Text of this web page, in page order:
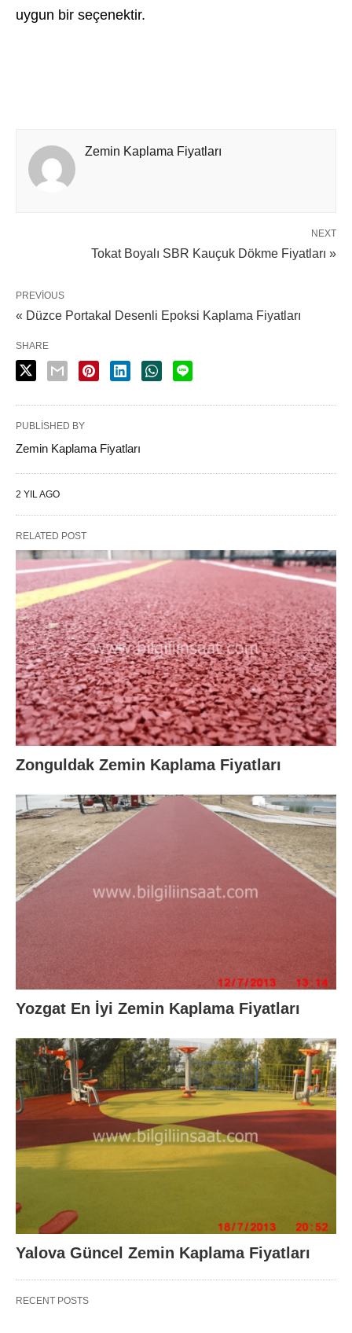
uygun bir seçenektir.
Zemin Kaplama Fiyatları
NEXT
Tokat Boyalı SBR Kauçuk Dökme Fiyatları »
PREVIOUS
« Düzce Portakal Desenli Epoksi Kaplama Fiyatları
SHARE
PUBLISHED BY
Zemin Kaplama Fiyatları
2 YIL AGO
RELATED POST
Zonguldak Zemin Kaplama Fiyatları
Yozgat En İyi Zemin Kaplama Fiyatları
Yalova Güncel Zemin Kaplama Fiyatları
RECENT POSTS